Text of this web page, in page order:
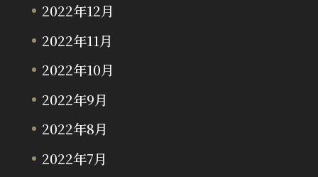
2022年12月
2022年11月
2022年10月
2022年9月
2022年8月
2022年7月